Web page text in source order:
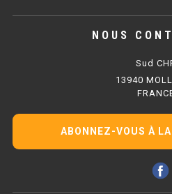
CHAUFFE FRITES 600
CHAUFFE FRITES 700
PLAQUE DE CUISSON
PLAQUE SÉRIE UOC
NOUS
Sud
13940
ABONNEZ-VOUS À